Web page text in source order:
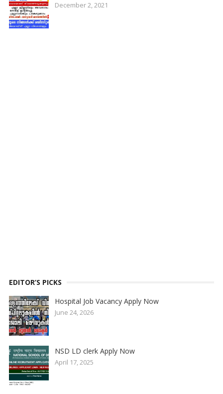
December 2, 2021
EDITOR’S PICKS
Hospital Job Vacancy Apply Now
June 24, 2026
NSD LD clerk Apply Now
April 17, 2025